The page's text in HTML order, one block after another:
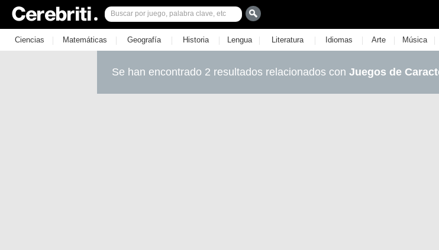
Ciencias | Matemáticas | Geografía | Historia | Lengua | Literatura | Idiomas | Arte | Música |
Se han encontrado 2 resultados relacionados con Juegos de